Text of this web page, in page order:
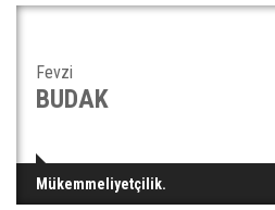
Fevzi
BUDAK
Mükemmeliyetçilik.